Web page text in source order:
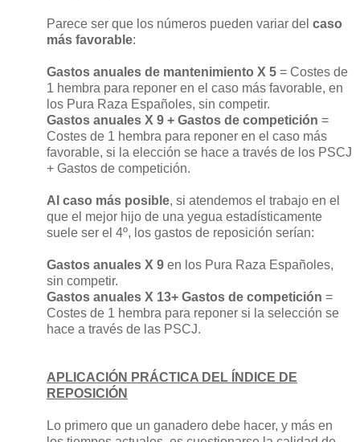
Parece ser que los números pueden variar del caso
más favorable:
Gastos anuales de mantenimiento X 5 = Costes de
1 hembra para reponer en el caso más favorable, en
los Pura Raza Españoles, sin competir.
Gastos anuales X 9 + Gastos de competición =
Costes de 1 hembra para reponer en el caso más
favorable, si la elección se hace a través de los PSCJ
+ Gastos de competición.
Al caso más posible, si atendemos el trabajo en el
que el mejor hijo de una yegua estadísticamente
suele ser el 4º, los gastos de reposición serían:
Gastos anuales X 9 en los Pura Raza Españoles,
sin competir.
Gastos anuales X 13+ Gastos de competición =
Costes de 1 hembra para reponer si la selección se
hace a través de las PSCJ.
APLICACIÓN PRÁCTICA DEL ÍNDICE DE
REPOSICIÓN
Lo primero que un ganadero debe hacer, y más en